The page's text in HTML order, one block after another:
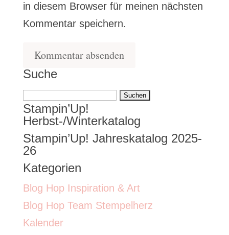
in diesem Browser für meinen nächsten
Kommentar speichern.
Suche
Suchen
nach:
Stampin’Up!
Herbst-/Winterkatalog
Stampin’Up! Jahreskatalog 2025-
26
Kategorien
Blog Hop Inspiration & Art
Blog Hop Team Stempelherz
Kalender